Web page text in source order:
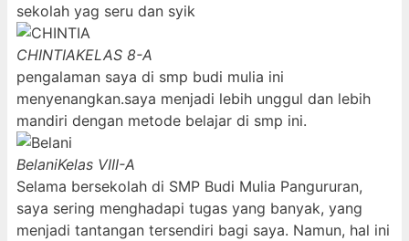
sekolah yag seru dan syik
CHINTIAKELAS 8-A
pengalaman saya di smp budi mulia ini
menyenangkan.saya menjadi lebih unggul dan lebih
mandiri dengan metode belajar di smp ini.
BelaniKelas VIII-A
Selama bersekolah di SMP Budi Mulia Pangururan,
saya sering menghadapi tugas yang banyak, yang
menjadi tantangan tersendiri bagi saya. Namun, hal ini